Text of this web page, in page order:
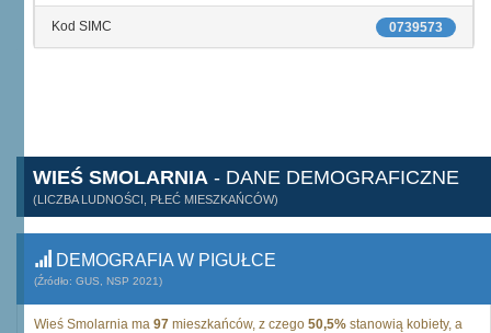
0739573
Kod SIMC
WIEŚ SMOLARNIA - DANE DEMOGRAFICZNE
(LICZBA LUDNOŚCI, PŁEĆ MIESZKAŃCÓW)
DEMOGRAFIA W PIGUŁCE
(Źródło: GUS, NSP 2021)
Wieś Smolarnia ma 97 mieszkańców, z czego 50,5% stanowią kobiety, a